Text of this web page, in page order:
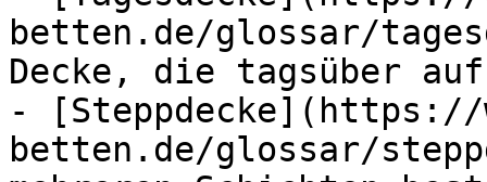
betten.de/glossar/
Decke, die tagsüber
- [Steppdecke](https://
betten.de/glossar/